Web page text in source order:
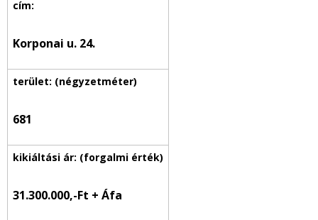
Korponai u. 24.
681
31.300.000,-Ft + Áfa